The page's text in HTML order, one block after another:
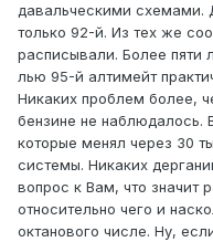
давальческими схемами.
только 92-й. Из тех же
расписывали. Более
лью 95-й алтимейт
Никаких проблем более,
бензине не наблюдалось.
которые менял через 30
системы. Никаких
вопрос к Вам, что значит
относительно чего и
октанового числе. Ну,